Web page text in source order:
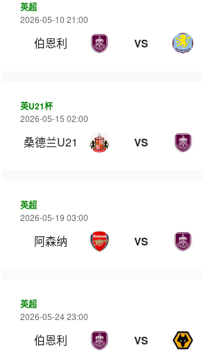
英超
2026-05-10 21:00
伯恩利 VS
英U21杯
2026-05-15 02:00
桑德兰U21 VS
英超
2026-05-19 03:00
阿森纳 VS
英超
2026-05-24 23:00
伯恩利 VS